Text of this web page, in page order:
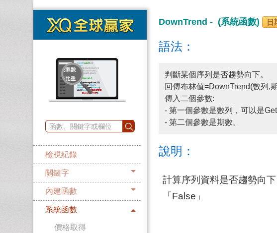
檢視紀錄
關鍵字
內建函數
系統函數
價格取得
DownTrend - (系統函數) 日
語法：
判斷某個序列是否趨勢向下。
回傳布林值=DownTrend(數列,
傳入二個參數:
- 第一個參數是數列，可以是
- 第二個參數是期數。
說明：
計算序列資料是否趨勢向
「False」